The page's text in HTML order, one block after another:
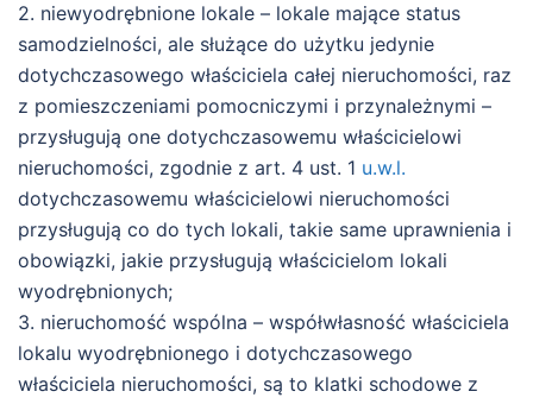
2. niewyodrębnione lokale – lokale mające status
samodzielności, ale służące do użytku jedynie
dotychczasowego właściciela całej nieruchomości, raz
z pomieszczeniami pomocniczymi i przynależnymi –
przysługują one dotychczasowemu właścicielowi
nieruchomości, zgodnie z art. 4 ust. 1 u.w.l.
dotychczasowemu właścicielowi nieruchomości
przysługują co do tych lokali, takie same uprawnienia i
obowiązki, jakie przysługują właścicielom lokali
wyodrębnionych;
3. nieruchomość wspólna – współwłasność właściciela
lokalu wyodrębnionego i dotychczasowego
właściciela nieruchomości, są to klatki schodowe z